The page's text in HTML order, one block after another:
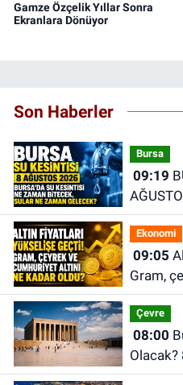
Gamze Özçelik Yıllar Sonra
Ekranlara Dönüyor
Son Haberler
Bursa
09:19
kesintisi
zaman
Ekonomi
09:05
Gram,
ne
Çevre
08:00
Ankara